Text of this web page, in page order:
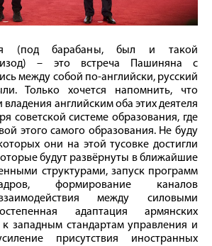
(под барабаны, был и такой
– это встреча Пашиняна с
между собой по-английски, русский
Только хочется напомнить, что
английским оба этих деятеля
советской системе образования, где
этого самого образования. Не буду
они на этой тусовке достигли
будут развёрнуты в ближайшие
структурами, запуск программ
формирование каналов
между силовыми
адаптация армянских
западным стандартам управления и
присутствия иностранных